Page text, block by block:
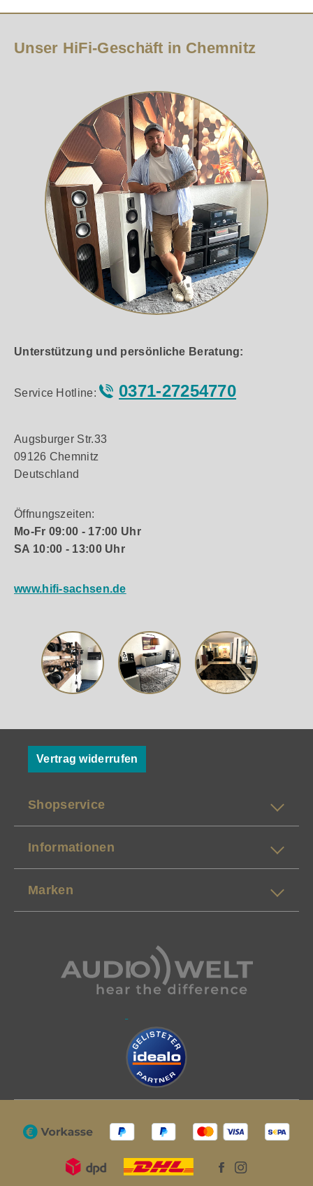
Unser HiFi-Geschäft in Chemnitz
Unterstützung und persönliche Beratung:
Service Hotline: 0371-27254770
Augsburger Str.33
09126 Chemnitz
Deutschland
Öffnungszeiten:
Mo-Fr 09:00 - 17:00 Uhr
SA 10:00 - 13:00 Uhr
www.hifi-sachsen.de
Vertrag widerrufen
Shopservice
Informationen
Marken